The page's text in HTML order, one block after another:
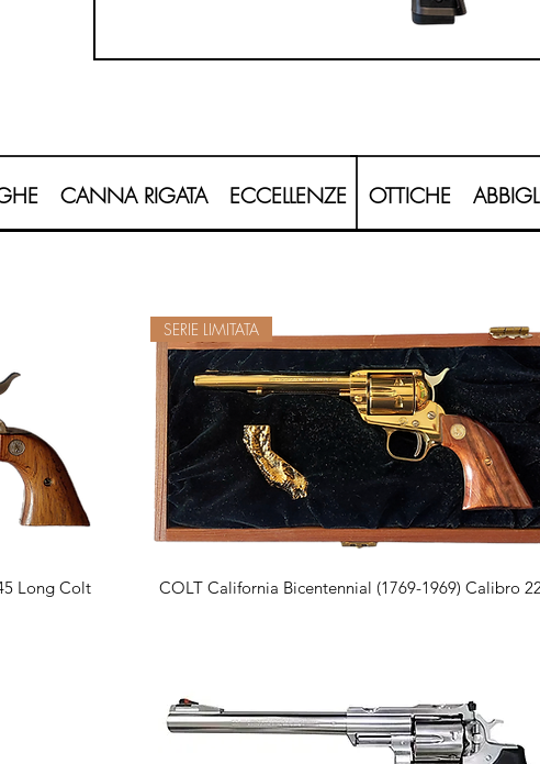
CANNA RIGATA ECCELLENZE OTTICHE
Long Colt Vista rapida
SERIE LIMITATA
COLT California Bicentennial (1769-1969) Calibro